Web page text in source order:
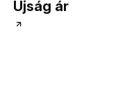
Újság ár